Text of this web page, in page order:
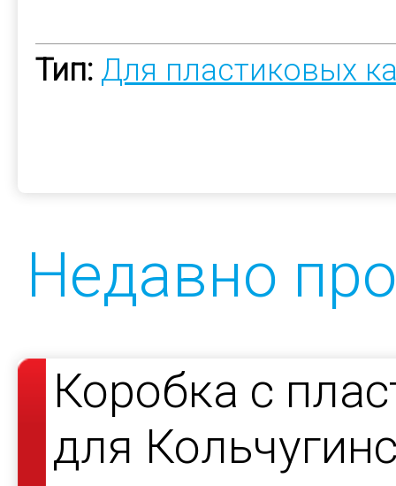
Тип: Для пластиковых
Недавно
Коробка с
для